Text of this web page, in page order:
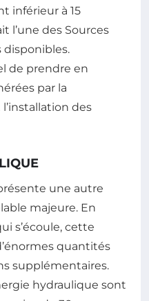
inférieur à 15
l’une des Sources
disponibles.
de prendre en
par la
des
une autre
majeure. En
s’écoule, cette
quantités
supplémentaires.
hydraulique sont